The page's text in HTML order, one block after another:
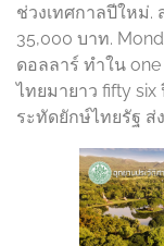
ช่วงเทศกาลปีใหม่.
35,000 บาท.
ดอลลาร์ ทำใน
ไทยมายาว fifty six
ระทัดยักษ์ไทยรัฐ ส่